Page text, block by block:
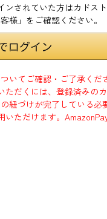
ンされていた方はカドス
様」をご確認ください。
いてご確認・ご了承くだ
ただくには、登録済みの
紐づけが完了している必
いただけます。